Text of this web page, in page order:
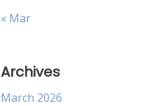
« Mar
Archives
March 2026